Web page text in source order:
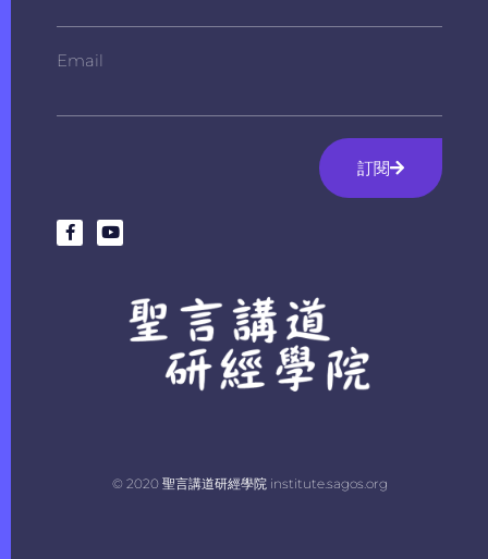
Email
訂閱
© 2020 聖言講道研經學院 institute.sagos.org